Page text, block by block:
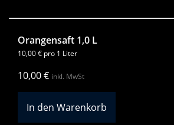
Orangensaft 1,0 L
10,00€ pro 1 Liter
10,00€ inkl. MwSt